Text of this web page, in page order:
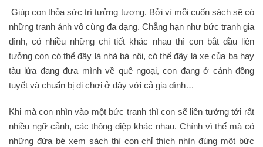
Giúp con thỏa sức trí tưởng tượng. Bởi vì mỗi cuốn sách sẽ có
những tranh ảnh vô cùng đa dạng. Chẳng hạn như bức tranh gia
đình, có nhiều những chi tiết khác nhau thì con bắt đầu liên
tưởng con có thể đây là nhà bà nội, có thể đây là xe của ba hay
tàu lửa đang đưa mình về quê ngoại, con đang ở cánh đồng
tuyết và chuẩn bị đi chơi ở đây với cả gia đình…
Khi mà con nhìn vào một bức tranh thì con sẽ liên tưởng tới rất
nhiều ngữ cảnh, các thông điệp khác nhau. Chính vì thế mà có
những đứa bé xem sách thì con chỉ thích nhìn đúng một bức